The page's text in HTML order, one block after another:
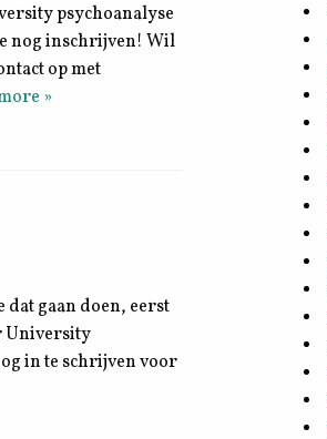
psychoanalyse
nog inschrijven! Wil
op met
»
dat gaan doen, eerst
University
in te schrijven voor